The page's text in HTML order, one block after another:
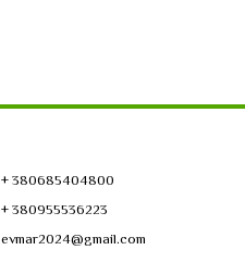
+ 380685404800
+ 380955536223
evmar2024@gmail.com